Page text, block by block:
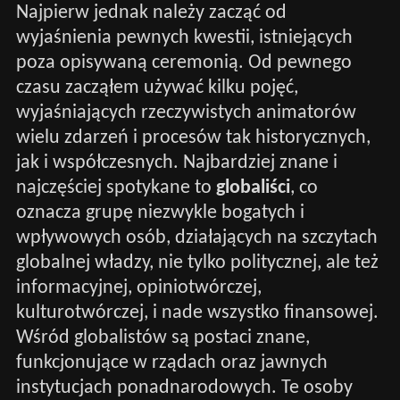
Najpierw jednak należy zacząć od
wyjaśnienia pewnych kwestii, istniejących
poza opisywaną ceremonią. Od pewnego
czasu zacząłem używać kilku pojęć,
wyjaśniających rzeczywistych animatorów
wielu zdarzeń i procesów tak historycznych,
jak i współczesnych. Najbardziej znane i
najczęściej spotykane to globaliści, co
oznacza grupę niezwykle bogatych i
wpływowych osób, działających na szczytach
globalnej władzy, nie tylko politycznej, ale też
informacyjnej, opiniotwórczej,
kulturotwórczej, i nade wszystko finansowej.
Wśród globalistów są postaci znane,
funkcjonujące w rządach oraz jawnych
instytucjach ponadnarodowych. Te osoby